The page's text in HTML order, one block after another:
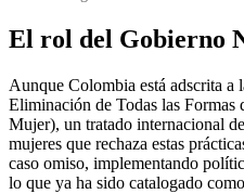
El rol del Gobierno
Aunque Colombia está adscrita
Eliminación de Todas las
Mujer), un tratado internacional
mujeres que rechaza estas
caso omiso, implementando
lo que ya ha sido catalogado